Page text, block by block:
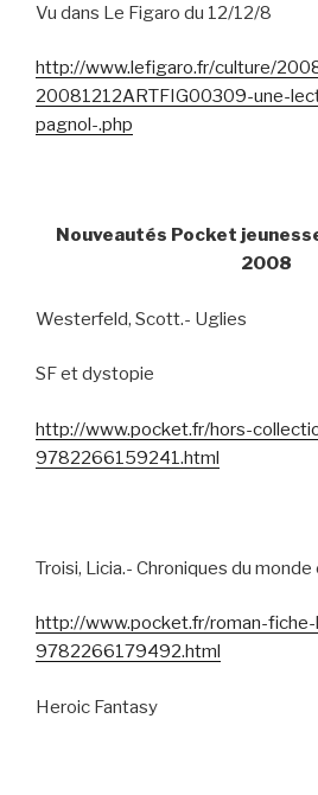
Vu dans Le Figaro du 12/12/8
http://www.lefigaro.fr/culture/
20081212ARTFIG00309-une-
pagnol-.php
Nouveautés Pocket
2008
Westerfeld, Scott.- Uglies
SF et dystopie
http://www.pocket.fr/hors-
9782266159241.html
Troisi, Licia.- Chroniques du
http://www.pocket.fr/roman-fiche-
9782266179492.html
Heroic Fantasy